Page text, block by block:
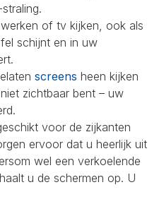
of tv kijken, ook als
schijnt en in uw
screens heen kijken
zichtbaar bent – uw
voor de zijkanten
ervoor dat u heerlijk uit
wel een verkoelende
u de schermen op. U